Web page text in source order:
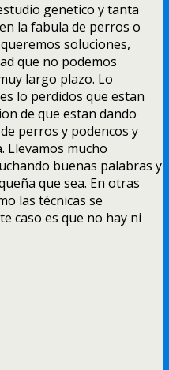
genetico y tanta
la fabula de perros o
soluciones,
que no podemos
largo plazo. Lo
lo perdidos que estan
de que estan dando
perros y podencos y
Llevamos mucho
buenas palabras y
que sea. En otras
las técnicas se
caso es que no hay ni